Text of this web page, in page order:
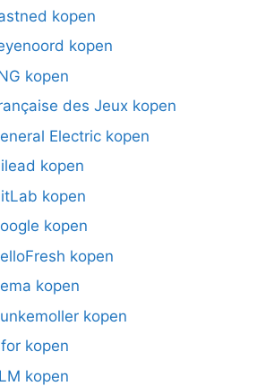
kopen
kopen
kopen
des Jeux kopen
Electric kopen
kopen
kopen
kopen
kopen
kopen
kopen
kopen
kopen